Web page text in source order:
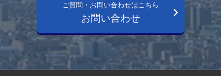
ご質問・お問い合わせはこちら
お問い合わせ